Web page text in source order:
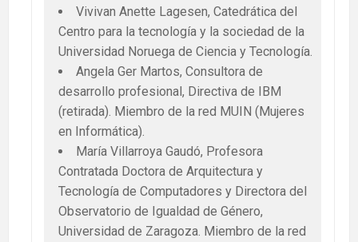
Vivivan Anette Lagesen, Catedrática del
Centro para la tecnología y la sociedad de la
Universidad Noruega de Ciencia y Tecnología.
Angela Ger Martos, Consultora de
desarrollo profesional, Directiva de IBM
(retirada). Miembro de la red MUIN (Mujeres
en Informática).
María Villarroya Gaudó, Profesora
Contratada Doctora de Arquitectura y
Tecnología de Computadores y Directora del
Observatorio de Igualdad de Género,
Universidad de Zaragoza. Miembro de la red